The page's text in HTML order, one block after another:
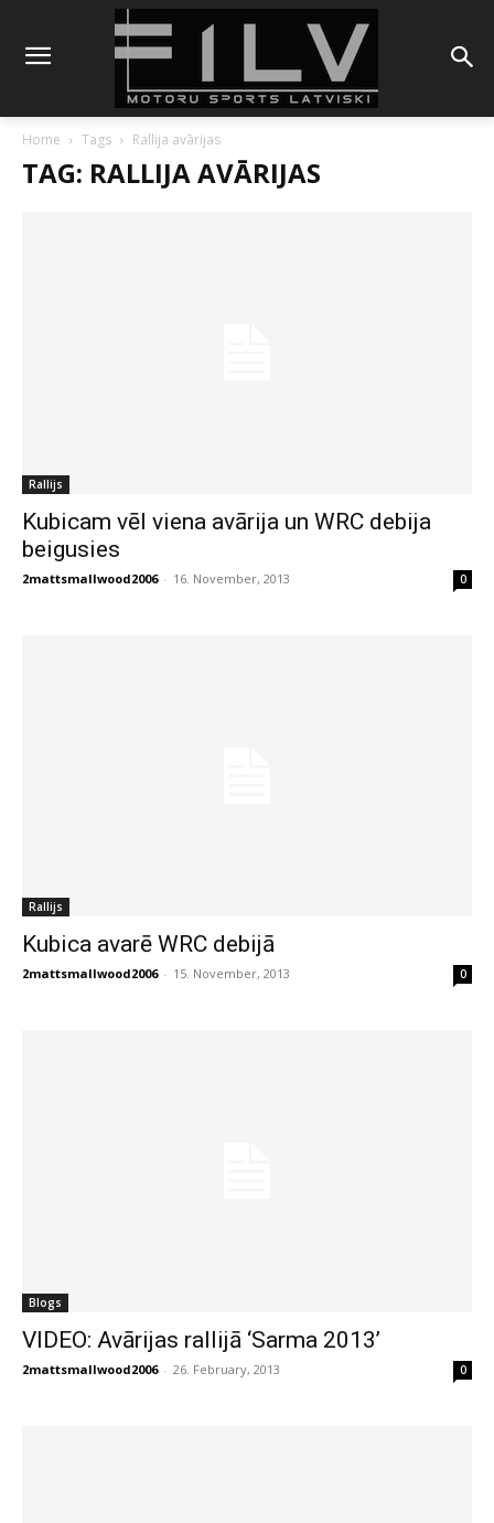
Home Tags Rallija avārijas
TAG: RALLIJA AVĀRIJAS
Rallijs
Kubicam vēl viena avārija un WRC debija
beigusies
2mattsmallwood2006 - 16. November, 2013 0
Rallijs
Kubica avarē WRC debijā
2mattsmallwood2006 - 15. November, 2013 0
Blogs
VIDEO: Avārijas rallijā ‘Sarma 2013’
2mattsmallwood2006 - 26. February, 2013 0